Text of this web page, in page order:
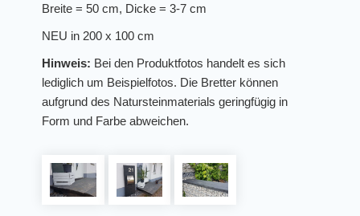
Breite = 50 cm, Dicke = 3-7 cm
NEU in 200 x 100 cm
Hinweis: Bei den Produktfotos handelt es sich
lediglich um Beispielfotos. Die Bretter können
aufgrund des Natursteinmaterials geringfügig in
Form und Farbe abweichen.